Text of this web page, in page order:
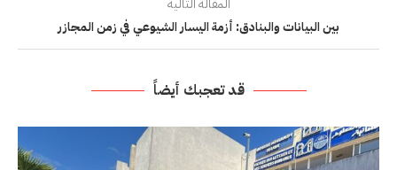
المقالة التالية
بين البيانات والبنادق: أزمة اليسار الشيوعي في زمن المجازر
قد تعجبك أيضاً